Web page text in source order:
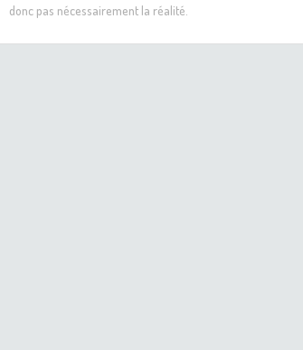
donc pas nécessairement la réalité.